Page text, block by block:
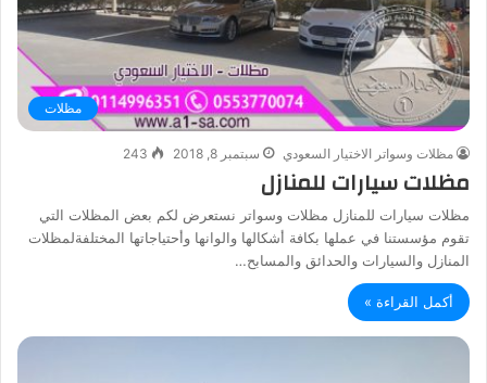
مظلات
مظلات وسواتر الاختيار السعودي سبتمبر 8, 2018 243
مظلات سيارات للمنازل
مظلات سيارات للمنازل مظلات وسواتر نستعرض لكم بعض المظلات التي
تقوم مؤسستنا في عملها بكافة أشكالها والوانها وأحتياجاتها المختلفةلمظلات
المنازل والسيارات والحدائق والمسابح…
أكمل القراءة »